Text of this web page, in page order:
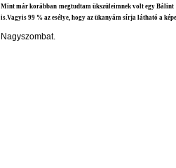
Mint már korábban megtudtam ükszüleimnek volt egy
is.Vagyis 99 % az esélye, hogy az ükanyám sírja látható a
Nagyszombat.